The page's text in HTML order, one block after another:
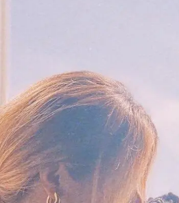
LGBTQIA+
Liberdade de expressão